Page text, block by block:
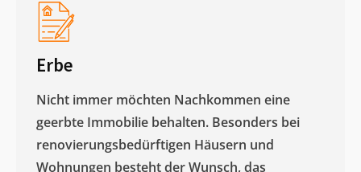
Erbe
Nicht immer möchten Nachkommen eine
geerbte Immobilie behalten. Besonders bei
renovierungsbedürftigen Häusern und
Wohnungen besteht der Wunsch, das